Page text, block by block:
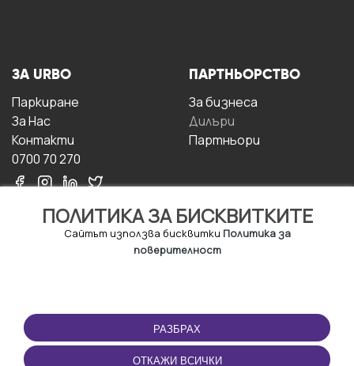
ПОЛИТИКА ЗА БИСКВИТКИТЕ
Сайтът използва бисквитки Политика за
поверителност
РАЗБРАХ
ОТКАЖИ ВСИЧКИ
ЗА URBO
Паркиране
За Hас
Контакти
0700 70 270
ПАРТНЬОРСТВО
За бизнесa
Дилъри
Партньори
ПОЛЗВАНЕ
Правила и условия за
ползване
ПРИЛОЖЕНИЕТО